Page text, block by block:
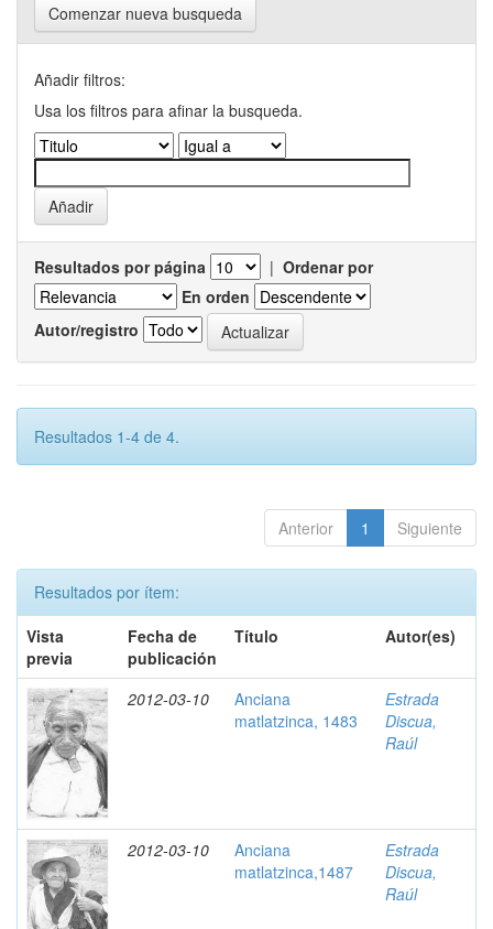
Comenzar nueva busqueda
Añadir filtros:
Usa los filtros para afinar la busqueda.
Resultados por página | Ordenar por
En orden
Autor/registro
Resultados 1-4 de 4.
Anterior 1 Siguiente
Resultados por ítem:
Vista
previa
Fecha de
publicación
Título Autor(es)
2012-03-10
Anciana
matlatzinca, 1483
Estrada
Discua,
Raúl
2012-03-10
Anciana
matlatzinca,1487
Estrada
Discua,
Raúl